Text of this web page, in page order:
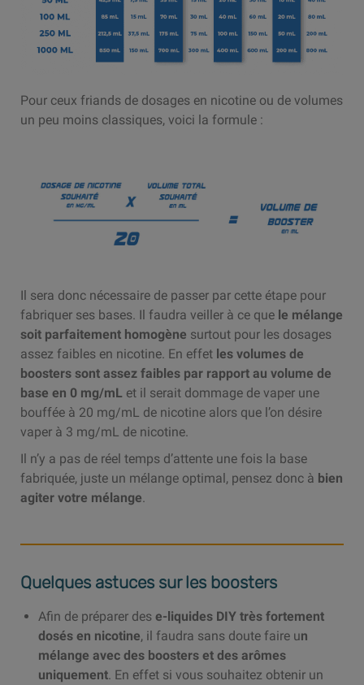
Pour ceux friands de dosages en nicotine ou de volumes
un peu moins classiques, voici la formule :
Il sera donc nécessaire de passer par cette étape pour
fabriquer ses bases. Il faudra veiller à ce que le mélange
soit parfaitement homogène surtout pour les dosages
assez faibles en nicotine. En effet les volumes de
boosters sont assez faibles par rapport au volume de
base en 0 mg/mL et il serait dommage de vaper une
bouffée à 20 mg/mL de nicotine alors que l’on désire
vaper à 3 mg/mL de nicotine.
Il n’y a pas de réel temps d’attente une fois la base
fabriquée, juste un mélange optimal, pensez donc à bien
agiter votre mélange.
Quelques astuces sur les boosters
Afin de préparer des e-liquides DIY très fortement
dosés en nicotine, il faudra sans doute faire un
mélange avec des boosters et des arômes
uniquement. En effet si vous souhaitez obtenir un